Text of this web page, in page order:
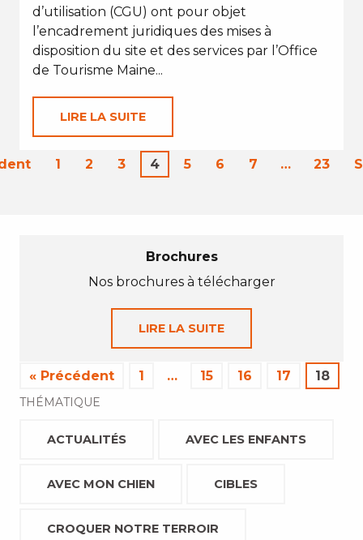
d’utilisation (CGU) ont pour objet
l’encadrement juridiques des mises à
disposition du site et des services par l’Office
de Tourisme Maine...
LIRE LA SUITE
1 2 3 4 5 6 7 … 23
Brochures
Nos brochures à télécharger
LIRE LA SUITE
« Précédent 1 … 15 16 17 18
THÉMATIQUE
ACTUALITÉS AVEC LES ENFANTS
AVEC MON CHIEN CIBLES
CROQUER NOTRE TERROIR